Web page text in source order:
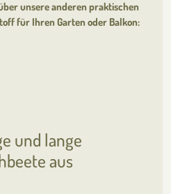
unsere anderen praktischen
für Ihren Garten oder Balkon:
und lange
aus